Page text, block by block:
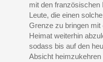
mit den französischen
Leute, die einen
Grenze zu bringen mit
Heimat weiterhin
sodass bis auf den
Absicht